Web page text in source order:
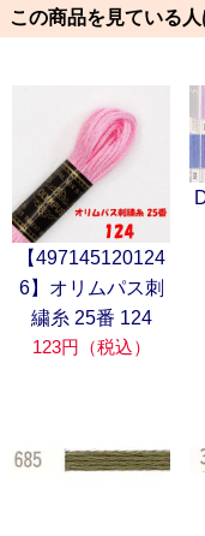
この商品を見ている
【497145120124
6】オリムパス刺
繍糸 25番 124
123円（税込）